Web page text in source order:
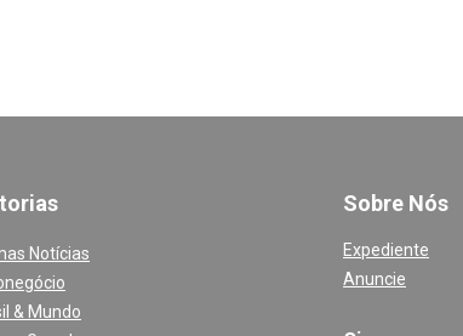
s
Notícias
& Mundo
Sobre Nós
Expediente
Anuncie